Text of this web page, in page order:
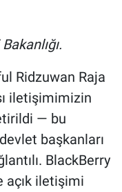
Ridzuwan Raja
iletişimimizin
— bu
başkanları
BlackBerry
açık iletişimi